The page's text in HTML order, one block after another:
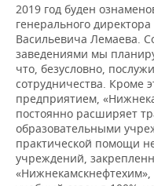
2019 год буден
генерального
Васильевича Лемаева.
заведениями мы
что, безусловно,
сотрудничества. Кроме
предприятием,
постоянно расширяет
образовательными
практической помощи
учреждений,